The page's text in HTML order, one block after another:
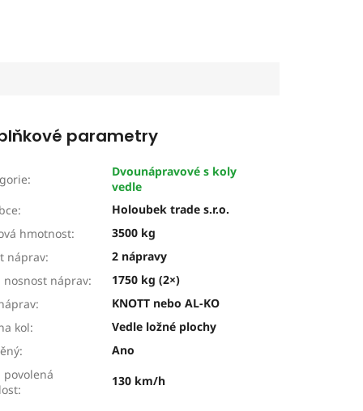
parametry
:
Dvounápravové s koly
vedle
:
Holoubek trade s.r.o.
hmotnost:
3500 kg
náprav:
2 nápravy
nosnost náprav:
1750 kg (2×)
:
KNOTT nebo AL-KO
kol:
Vedle ložné plochy
:
Ano
povolená
:
130 km/h